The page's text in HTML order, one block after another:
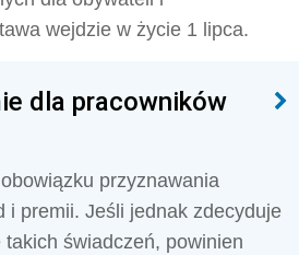
wejdzie w życie 1 lipca.
dla pracowników
przyznawania
i premii. Jeśli jednak zdecyduje
świadczeń, powinien